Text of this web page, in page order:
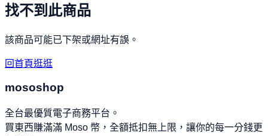
找不到此商品
該商品可能已下架或網址有誤。
回首頁逛逛
mososhop
全台最優質電子商務平台。
買東西賺滿滿 Moso 幣，全額抵扣無上限，讓你的每一分錢更